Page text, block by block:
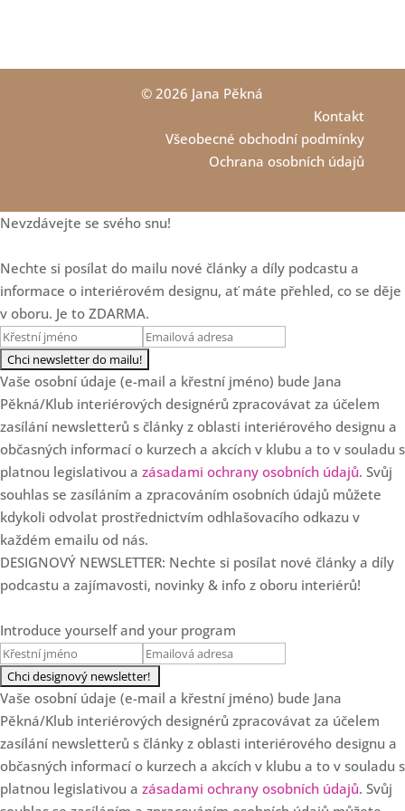
se značkou Antonie
Emma
odvaze v designu, řízení
zakázek i marketingu s Janou
Jak navrhovat zodpovědně:
Mastermind skupina - vaše
tajná zbraň pro úspěch v roce
2026
Loading...
23:21
Další 3 zamyšlení o
cenotvorbě designéra
Loading...
3 chyby v cenotvorbě
interiérových designérů
Loading...
SPECIÁL: Klub slaví 7.
narozeniny!
Loading...
36:57
Od květinových dekorací k
luxusním projektům s Danielou
Loading...
35:37
5 zásadních důvodů, proč
designéři nerostou
Loading...
Ale co když se to okouká?
Aneb proč Češi nejsou v
interiérech odvážní a co s tím
dělat.
19:47
© 2026 Jana Pěkná
Kontakt
Všeobecné obchodní podmínky
Ochrana osobních údajů
Nevzdávejte se svého snu!
Nechte si posílat do mailu nové články a díly podcastu a
informace o interiérovém designu, ať máte přehled, co se děje
v oboru. Je to ZDARMA.
Vaše osobní údaje (e-mail a křestní jméno) bude Jana
Pěkná/Klub interiérových designérů zpracovávat za účelem
zasílání newsletterů s články z oblasti interiérového designu a
občasných informací o kurzech a akcích v klubu a to v souladu s
platnou legislativou a zásadami ochrany osobních údajů. Svůj
souhlas se zasíláním a zpracováním osobních údajů můžete
kdykoli odvolat prostřednictvím odhlašovacího odkazu v
každém emailu od nás.
DESIGNOVÝ NEWSLETTER: Nechte si posílat nové články a díly
podcastu a zajímavosti, novinky & info z oboru interiérů!
Introduce yourself and your program
Vaše osobní údaje (e-mail a křestní jméno) bude Jana
Pěkná/Klub interiérových designérů zpracovávat za účelem
zasílání newsletterů s články z oblasti interiérového designu a
občasných informací o kurzech a akcích v klubu a to v souladu s
platnou legislativou a zásadami ochrany osobních údajů. Svůj